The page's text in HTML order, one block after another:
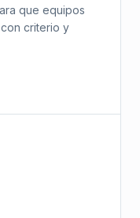
que equipos
criterio y